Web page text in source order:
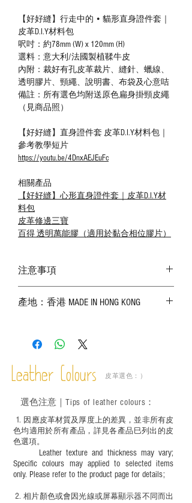
【好好縫】行走中的 • 貓形直身證件套｜
皮革D.I.Y材料包
呎吋：約78mm (W) x 120mm (H)
選料：意大利/法國製植鞣牛皮
內附：裁好有孔皮革裁片、縫針、蠟線、
透明膠片、頸繩、說明書、布袋及心意咭
備註：所有選色均附送原色扁身掛頸皮繩
（見商品照）
【好好縫】直身證件套 皮革D.I.Y材料包｜
參考教學短片
https://youtu.be/4DnxAEJEuFc
相關產品
【好好縫】心形直身證件套｜皮革D.I.Y材
料包
皮革修邊三寶
百得 透明萬能膠（適用於黏合相位膠片）
注意事項
實物為準；
－ 植鞣皮革容易受環境、使用程度等產生
成後定期在皮面塗上皮革專用清潔劑及貂
鼠油等；
適合六歲以下兒童使用；六至十二歲兒童
必須由成年人陪同下使用並應小心處理。
產地：香港 MADE IN HONG KONG
Leather Colours 皮革選色：）
1. ​ 因應皮革材質及厚度上的差異，並非所有皮
色均適用於所有產品，詳見各產品巳列出的皮
色選項。
Leather texture and thickness may vary;
Specific colours may applied to selected items
only. Please refer to the product page for details;
​2.相片顏色或會因光線或屏幕顯示器不同而出
選色注意｜ Tips of leather colours ：